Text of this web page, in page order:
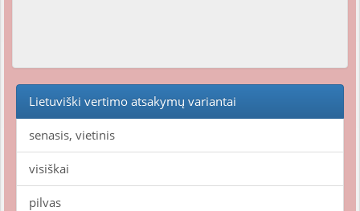
Lietuviški vertimo atsakymų variantai
senasis, vietinis
visiškai
pilvas